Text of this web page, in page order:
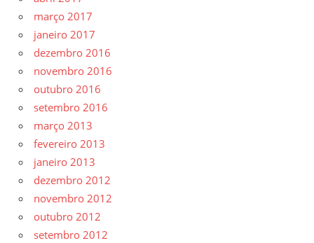
março 2017
janeiro 2017
dezembro 2016
novembro 2016
outubro 2016
setembro 2016
março 2013
fevereiro 2013
janeiro 2013
dezembro 2012
novembro 2012
outubro 2012
setembro 2012